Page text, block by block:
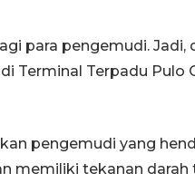
para pengemudi. Jadi,
Terminal Terpadu Pulo
pengemudi yang
memiliki tekanan darah